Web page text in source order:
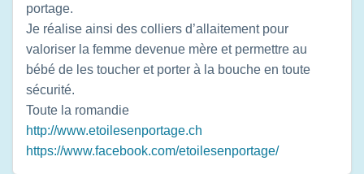
portage.
Je réalise ainsi des colliers d’allaitement pour
valoriser la femme devenue mère et permettre au
bébé de les toucher et porter à la bouche en toute
sécurité.
Toute la romandie
http://www.etoilesenportage.ch
https://www.facebook.com/etoilesenportage/